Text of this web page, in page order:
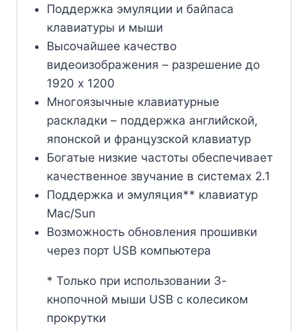
Поддержка эмуляции и байпаса
клавиатуры и мыши
Высочайшее качество
видеоизображения – разрешение до
1920 x 1200
Многоязычные клавиатурные
раскладки – поддержка английской,
японской и французской клавиатур
Богатые низкие частоты обеспечивает
качественное звучание в системах 2.1
Поддержка и эмуляция** клавиатур
Mac/Sun
Возможность обновления прошивки
через порт USB компьютера
* Только при использовании 3-
кнопочной мыши USB с колесиком
прокрутки